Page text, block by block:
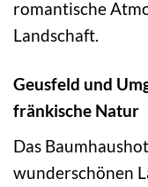
romantische
Landschaft.
Geusfeld und
fränkische Natur
Das
wunderschönen